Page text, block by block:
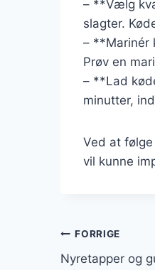
– **Vælg
slagter.
– **Marinér
Prøv en
– **Lad
minutter,
Ved at
vil kunne
FORRIGE
Nyretapper og